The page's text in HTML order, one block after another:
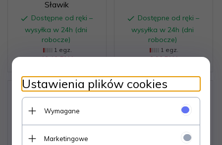
Sławik
Dostępne od ręki –
wysyłka w 24h (dni
robocze)
1 egz.
12,12 PLN
Dostępne od ręki –
wysyłka w 24h (dni
robocze)
1 egz.
6,06 PLN
Ustawienia plików cookies
Wymagane
Marketingowe